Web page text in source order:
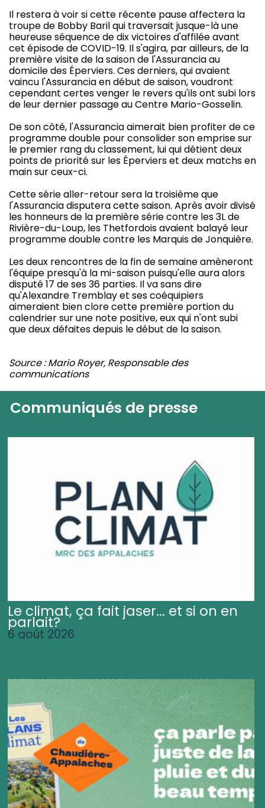
Il restera à voir si cette récente pause affectera la
troupe de Bobby Baril qui traversait jusque-là une
heureuse séquence de dix victoires d'affilée avant
cet épisode de COVID-19. Il s'agira, par ailleurs, de la
première visite de la saison de l'Assurancia au
domicile des Éperviers. Ces derniers, qui avaient
vaincu l'Assurancia en début de saison, voudront
cependant certes venger le revers qu'ils ont subi lors
de leur dernier passage au Centre Mario-Gosselin.
De son côté, l'Assurancia aimerait bien profiter de ce
programme double pour consolider son emprise sur
le premier rang du classement, lui qui détient deux
points de priorité sur les Éperviers et deux matchs en
main sur ceux-ci.
Cette série aller-retour sera la troisième que
l'Assurancia disputera cette saison. Après avoir divisé
les honneurs de la première série contre les 3L de
Rivière-du-Loup, les Thetfordois avaient balayé leur
programme double contre les Marquis de Jonquière.
Les deux rencontres de la fin de semaine amèneront
l'équipe presqu'à la mi-saison puisqu'elle aura alors
disputé 17 de ses 36 parties. Il va sans dire
qu'Alexandre Tremblay et ses coéquipiers
aimeraient bien clore cette première portion du
calendrier sur une note positive, eux qui n'ont subi
que deux défaites depuis le début de la saison.
Source : Mario Royer, Responsable des
communications
Communiqués de presse
Le climat, ça fait jaser... et si on en
parlait?
6 août 2026